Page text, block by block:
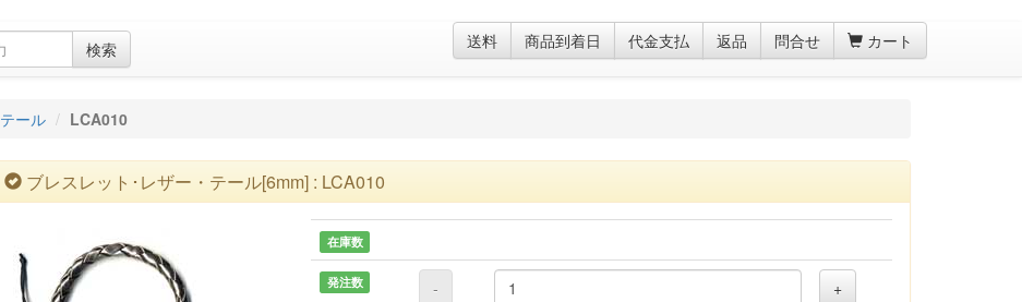
検索 送料 商品到着日 代金支払 返品 問合せ カート
テール LCA010
ブレスレット･レザー・テール[6mm] : LCA010
在庫数
発注数 - +